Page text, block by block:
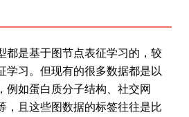
都是基于图节点表征学习的，较
学习。但现有的很多数据都是以
例如蛋白质分子结构、社交网
，且这些图数据的标签往往是比